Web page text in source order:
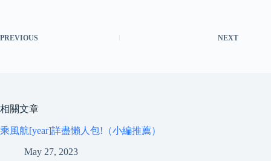
PREVIOUS NEXT
相關文章
乘風航[year]詳盡懶人包!（小編推薦）
May 27, 2023